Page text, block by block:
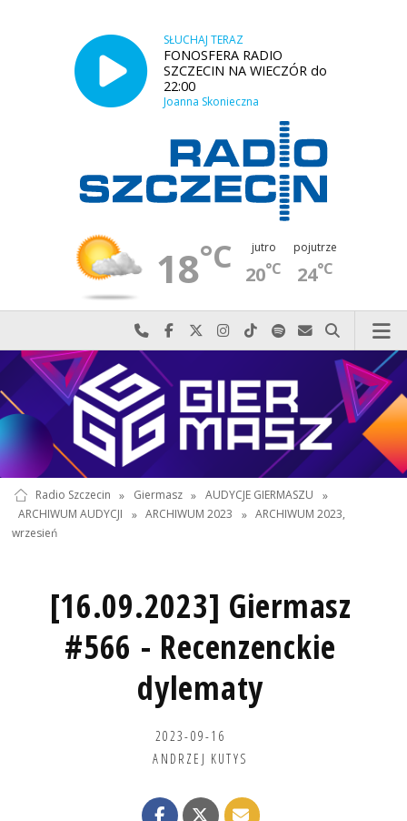
SŁUCHAJ TERAZ
FONOSFERA RADIO
SZCZECIN NA WIECZÓR do
22:00
Joanna Skonieczna
18°C jutro
20°C
pojutrze
24°C
Najlepiej po prostu do nas zadzwoń
Odwiedź nas na Facebook-u
Odwiedź nas na X
Odwiedź nas na Instagram-ie
Odwiedź nas na TikTok-u
Szukaj nas na Spotify
Wyślij do nas
Szukaj
Radio Szczecin » Giermasz » AUDYCJE GIERMASZU
»
ARCHIWUM AUDYCJI
» ARCHIWUM 2023 » ARCHIWUM 2023,
wrzesień
[16.09.2023] Giermasz
#566 - Recenzenckie
dylematy
2023-09-16
ANDRZEJ KUTYS